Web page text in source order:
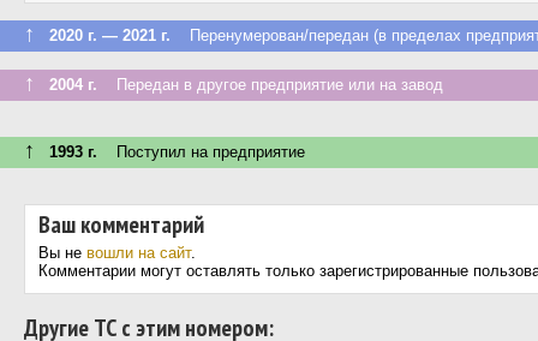
↑ 2020 г. — 2021 г. Перенумерован/передан (в пределах
↑ 2004 г. Передан в другое предприятие или на завод
↑ 1993 г. Поступил на предприятие
Ваш комментарий
Вы не вошли на сайт.
Комментарии могут оставлять только зарегистрированные
Другие ТС с этим номером: